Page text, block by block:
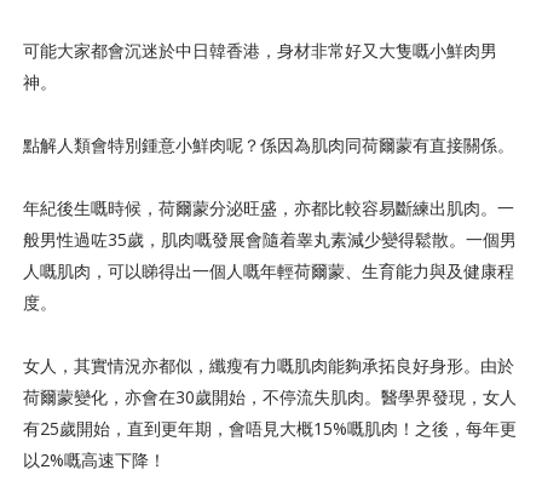
可能大家都會沉迷於中日韓香港，身材非常好又大隻嘅小鮮肉男
神。
點解人類會特別鍾意小鮮肉呢？係因為肌肉同荷爾蒙有直接關係。
年紀後生嘅時候，荷爾蒙分泌旺盛，亦都比較容易斷練出肌肉。一
般男性過咗35歲，肌肉嘅發展會隨着睾丸素減少變得鬆散。一個男
人嘅肌肉，可以睇得出一個人嘅年輕荷爾蒙、生育能力與及健康程
度。
女人，其實情況亦都似，纖瘦有力嘅肌肉能夠承拓良好身形。由於
荷爾蒙變化，亦會在30歲開始，不停流失肌肉。醫學界發現，女人
有25歲開始，直到更年期，會唔見大概15%嘅肌肉！之後，每年更
以2%嘅高速下降！